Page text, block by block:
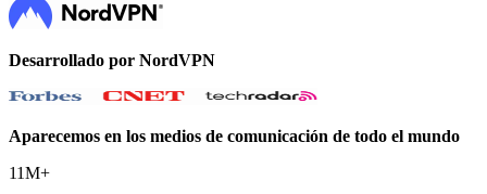
Desarrollado por NordVPN
Aparecemos en los medios de comunicación de todo el mundo
11M+